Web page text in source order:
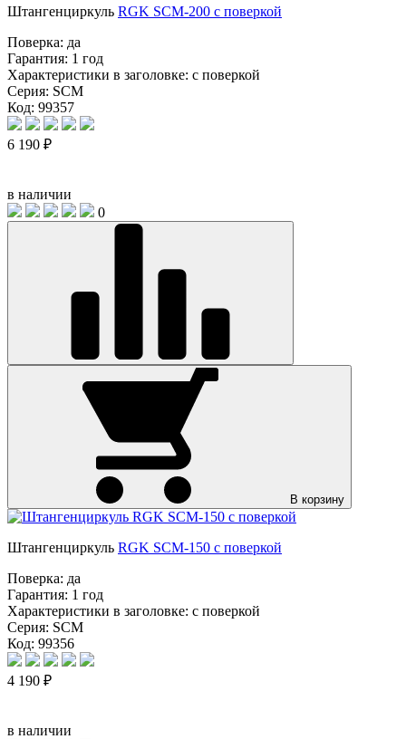
Штангенциркуль RGK SCM-200 с поверкой
Поверка: да
Гарантия: 1 год
Характеристики в заголовке: с поверкой
Серия: SCM
Код: 99357
6 190 ₽
в наличии
0
В корзину
Штангенциркуль RGK SCM-150 с поверкой
Поверка: да
Гарантия: 1 год
Характеристики в заголовке: с поверкой
Серия: SCM
Код: 99356
4 190 ₽
в наличии